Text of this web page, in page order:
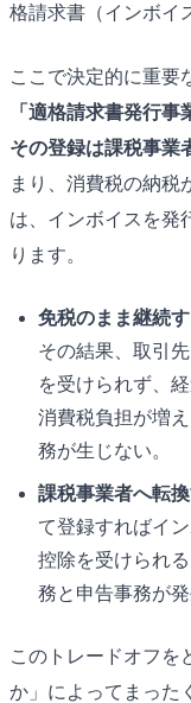
格請求書（インボイ
ここで決定的に重要
「適格請求書発行事
その登録は課税事業
まり、消費税の納税
は、インボイスを発
ります。
免税のまま継続
その結果、取引
を受けられず、
消費税負担が増
務が生じない。
課税事業者へ転
て登録すればイ
控除を受けられ
務と申告事務が発
このトレードオフを
か」によってまった